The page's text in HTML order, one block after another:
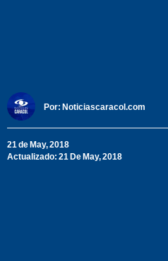
Por: Noticiascaracol.com
21 de May, 2018
Actualizado: 21 De May, 2018